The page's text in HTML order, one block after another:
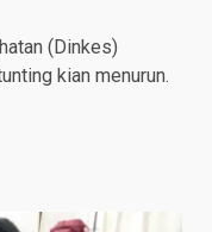
(Dinkes)
kian menurun.